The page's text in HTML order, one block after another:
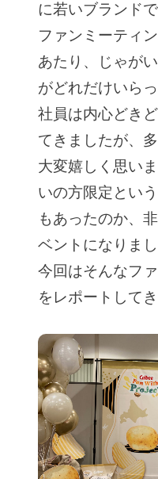
に若いブランド
ファンミーティ
あたり、じゃが
がどれだけいら
社員は内心どき
てきましたが、
大変嬉しく思い
いの方限定とい
もあったのか、
ベントになりま
今回はそんなフ
をレポートしてき